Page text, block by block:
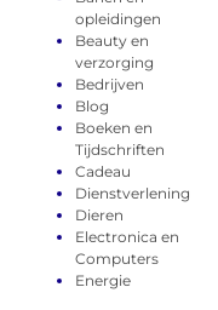
opleidingen
Beauty en
verzorging
Bedrijven
Blog
Boeken en
Tijdschriften
Cadeau
Dienstverlening
Dieren
Electronica en
Computers
Energie